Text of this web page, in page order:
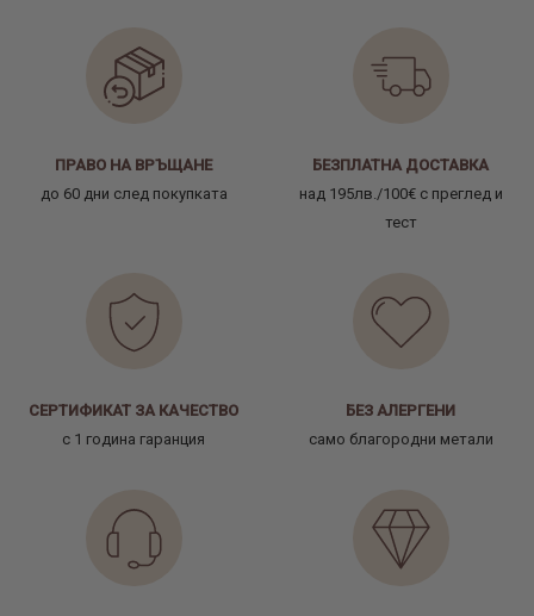
ПРАВО НА ВРЪЩАНЕ
до 60 дни след покупката
БЕЗПЛАТНА ДОСТАВКА
над 195лв./100€ с преглед и
тест
СЕРТИФИКАТ ЗА КАЧЕСТВО
с 1 година гаранция
БЕЗ АЛЕРГЕНИ
само благородни метали